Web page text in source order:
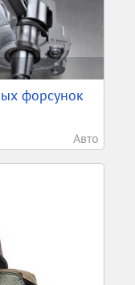
форсунок
Авто